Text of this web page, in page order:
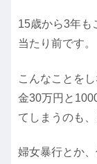
15歳から3年も
当たり前です。
こんなことを
金30万円と
てしまうのも
婦女暴行とか